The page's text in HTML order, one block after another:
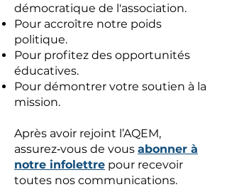
démocratique de l'association.
Pour accroître notre poids
politique.
Pour profitez des opportunités
éducatives.
Pour démontrer votre soutien à la
mission.
Après avoir rejoint l’AQEM,
assurez‑vous de vous abonner à
notre infolettre pour recevoir
toutes nos communications.